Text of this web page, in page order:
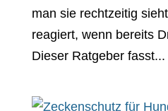
man sie rechtzeitig
reagiert, wenn bereits
Dieser Ratgeber fasst...